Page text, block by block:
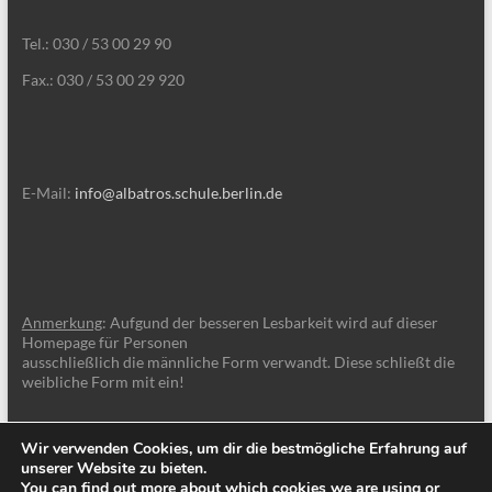
Tel.: 030 / 53 00 29 90
Fax.: 030 / 53 00 29 920
E-Mail: info@albatros.schule.berlin.de
Anmerkung: Aufgund der besseren Lesbarkeit wird auf dieser
Homepage für Personen
ausschließlich die männliche Form verwandt. Diese schließt die
weibliche Form mit ein!
Wir verwenden Cookies, um dir die bestmögliche Erfahrung auf
unserer Website zu bieten.